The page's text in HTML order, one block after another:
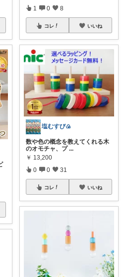
1 0 8
コレ いいね
塩むすび🍙
数や色の概念を教えてくれる木
のオモチャ、プ ...
￥ 13,200
0 0 31
コレ いいね